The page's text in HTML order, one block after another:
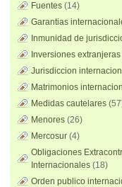
Fuentes (14)
Garantias
Inmunidad de
Inversiones extranjeras
Jurisdiccion
Matrimonios
Medidas cautelares
Menores (26)
Mercosur (4)
Obligaciones
Internacionales (18)
Orden publico